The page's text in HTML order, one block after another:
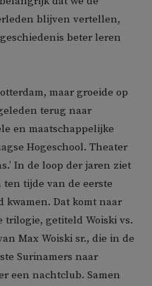
blijven vertellen,
beter leren
maar groeide op
terug naar
en maatschappelijke
Hogeschool. Theater
In de loop der jaren ziet
tijde van de eerste
kwamen. Dat komt naar
trilogie, getiteld Woiski vs.
Max Woiski sr., die in de
Surinamers naar
een nachtclub. Samen